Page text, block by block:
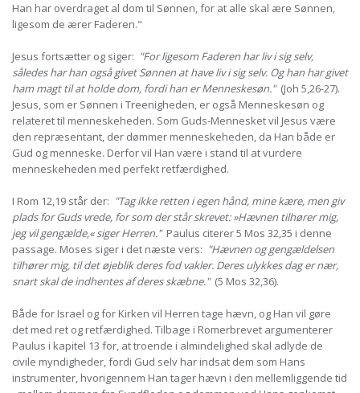
Han har overdraget al dom til Sønnen, for at alle skal ære Sønnen,
ligesom de ærer Faderen."
Jesus fortsætter og siger: "For ligesom Faderen har liv i sig selv,
således har han også givet Sønnen at have liv i sig selv. Og han har givet
ham magt til at holde dom, fordi han er Menneskesøn." (Joh 5,26-27).
Jesus, som er Sønnen i Treenigheden, er også Menneskesøn og
relateret til menneskeheden. Som Guds-Mennesket vil Jesus være
den repræsentant, der dømmer menneskeheden, da Han både er
Gud og menneske. Derfor vil Han være i stand til at vurdere
menneskeheden med perfekt retfærdighed.
I Rom 12,19 står der: "Tag ikke retten i egen hånd, mine kære, men giv
plads for Guds vrede, for som der står skrevet: »Hævnen tilhører mig,
jeg vil gengælde,« siger Herren." Paulus citerer 5 Mos 32,35 i denne
passage. Moses siger i det næste vers: "Hævnen og gengældelsen
tilhører mig, til det øjeblik deres fod vakler. Deres ulykkes dag er nær,
snart skal de indhentes af deres skæbne." (5 Mos 32,36).
Både for Israel og for Kirken vil Herren tage hævn, og Han vil gøre
det med ret og retfærdighed. Tilbage i Romerbrevet argumenterer
Paulus i kapitel 13 for, at troende i almindelighed skal adlyde de
civile myndigheder, fordi Gud selv har indsat dem som Hans
instrumenter, hvorigennem Han tager hævn i den mellemliggende tid